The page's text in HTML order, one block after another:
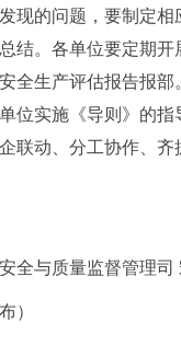
现的问题，要制定相
。各单位要定期开
全生产评估报告报部。
实施《导则》的指
联动、分工协作、
与质量监督管理司